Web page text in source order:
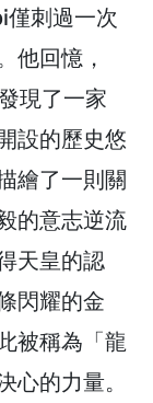
刺過一次
他回憶，
現了一家
設的歷史悠
繪了一則關
的意志逆流
天皇的認
閃耀的金
被稱為「龍
心的力量。